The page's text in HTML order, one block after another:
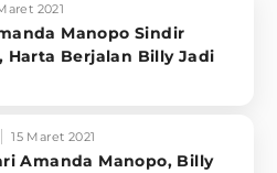
2021
Manopo Sindir
Harta Berjalan Billy Jadi
15 Maret 2021
Amanda Manopo, Billy